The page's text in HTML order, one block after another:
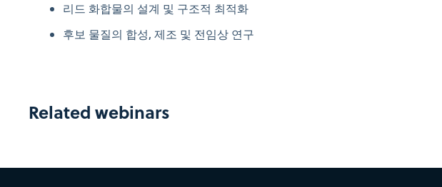
리드 화합물의 설계 및 구조적 최적화
후보 물질의 합성, 제조 및 전임상 연구
Related webinars